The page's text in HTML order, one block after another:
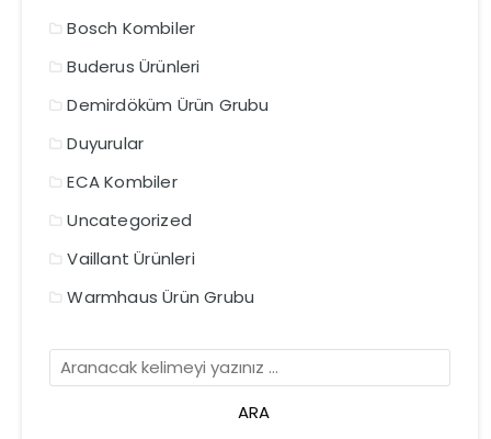
Bosch Kombiler
Buderus Ürünleri
Demirdöküm Ürün Grubu
Duyurular
ECA Kombiler
Uncategorized
Vaillant Ürünleri
Warmhaus Ürün Grubu